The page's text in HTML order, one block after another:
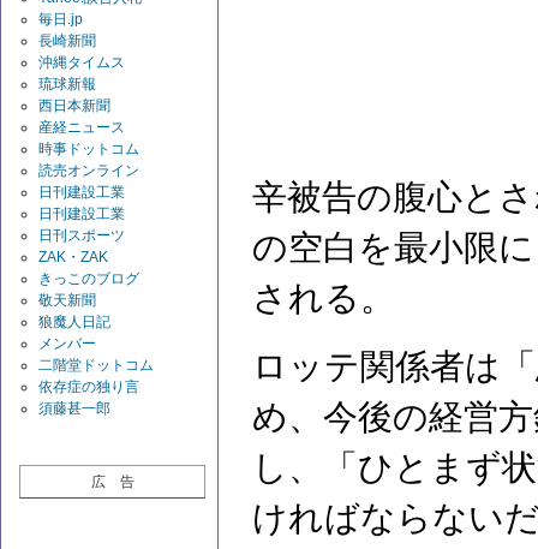
毎日.jp
長崎新聞
沖縄タイムス
琉球新報
西日本新聞
産経ニュース
時事ドットコム
読売オンライン
日刊建設工業
日刊建設工業
日刊スポーツ
ZAK・ZAK
きっこのブログ
敬天新聞
狼魔人日記
メンバー
二階堂ドットコム
依存症の独り言
須藤甚一郎
広 告
辛被告の腹心と
の空白を最小限
される。
ロッテ関係者は
め、今後の経営
し、「ひとまず
ければならない